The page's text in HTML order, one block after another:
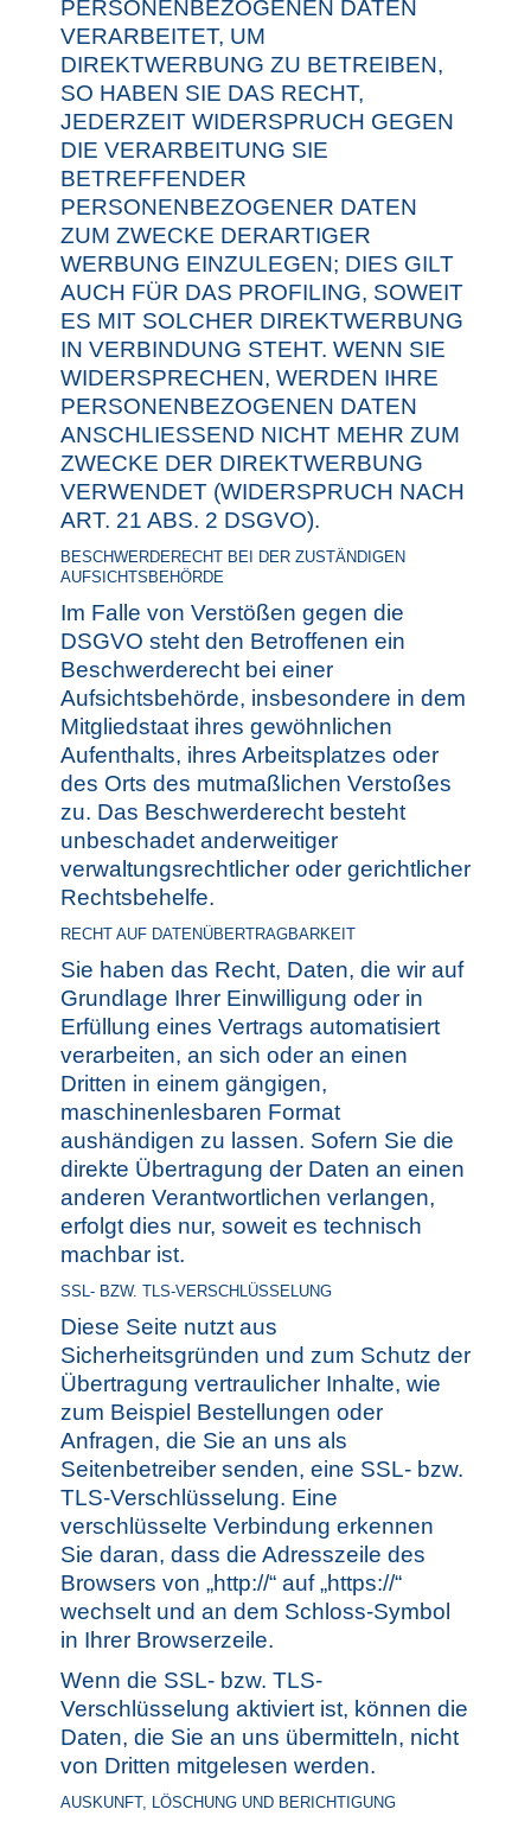
PERSONENBEZOGENEN DATEN
VERARBEITET, UM
DIREKTWERBUNG ZU BETREIBEN,
SO HABEN SIE DAS RECHT,
JEDERZEIT WIDERSPRUCH GEGEN
DIE VERARBEITUNG SIE
BETREFFENDER
PERSONENBEZOGENER DATEN
ZUM ZWECKE DERARTIGER
WERBUNG EINZULEGEN; DIES GILT
AUCH FÜR DAS PROFILING, SOWEIT
ES MIT SOLCHER DIREKTWERBUNG
IN VERBINDUNG STEHT. WENN SIE
WIDERSPRECHEN, WERDEN IHRE
PERSONENBEZOGENEN DATEN
ANSCHLIESSEND NICHT MEHR ZUM
ZWECKE DER DIREKTWERBUNG
VERWENDET (WIDERSPRUCH NACH
ART. 21 ABS. 2 DSGVO).
BESCHWERDERECHT BEI DER ZUSTÄNDIGEN
AUFSICHTSBEHÖRDE
Im Falle von Verstößen gegen die
DSGVO steht den Betroffenen ein
Beschwerderecht bei einer
Aufsichtsbehörde, insbesondere in dem
Mitgliedstaat ihres gewöhnlichen
Aufenthalts, ihres Arbeitsplatzes oder
des Orts des mutmaßlichen Verstoßes
zu. Das Beschwerderecht besteht
unbeschadet anderweitiger
verwaltungsrechtlicher oder gerichtlicher
Rechtsbehelfe.
RECHT AUF DATENÜBERTRAGBARKEIT
Sie haben das Recht, Daten, die wir auf
Grundlage Ihrer Einwilligung oder in
Erfüllung eines Vertrags automatisiert
verarbeiten, an sich oder an einen
Dritten in einem gängigen,
maschinenlesbaren Format
aushändigen zu lassen. Sofern Sie die
direkte Übertragung der Daten an einen
anderen Verantwortlichen verlangen,
erfolgt dies nur, soweit es technisch
machbar ist.
SSL- BZW. TLS-VERSCHLÜSSELUNG
Diese Seite nutzt aus
Sicherheitsgründen und zum Schutz der
Übertragung vertraulicher Inhalte, wie
zum Beispiel Bestellungen oder
Anfragen, die Sie an uns als
Seitenbetreiber senden, eine SSL- bzw.
TLS-Verschlüsselung. Eine
verschlüsselte Verbindung erkennen
Sie daran, dass die Adresszeile des
Browsers von „http://“ auf „https://“
wechselt und an dem Schloss-Symbol
in Ihrer Browserzeile.
Wenn die SSL- bzw. TLS-
Verschlüsselung aktiviert ist, können die
Daten, die Sie an uns übermitteln, nicht
von Dritten mitgelesen werden.
AUSKUNFT, LÖSCHUNG UND BERICHTIGUNG